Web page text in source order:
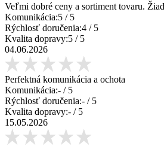
Veľmi dobré ceny a sortiment tovaru.
Komunikácia:5 / 5
Rýchlosť doručenia:4 / 5
Kvalita dopravy:5 / 5
04.06.2026
Perfektná komunikácia a ochota
Komunikácia:- / 5
Rýchlosť doručenia:- / 5
Kvalita dopravy:- / 5
15.05.2026